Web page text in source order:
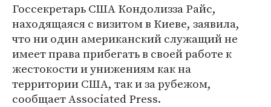
Госсекретарь США Кондолизза Райс,
находящаяся с визитом в Киеве, заявила,
что ни один американский служащий не
имеет права прибегать в своей работе к
жестокости и унижениям как на
территории США, так и за рубежом,
сообщает Associated Press.